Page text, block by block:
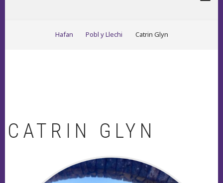
BREADCRUMB
Hafan Pobl y Llechi Catrin Glyn
CATRIN GLYN